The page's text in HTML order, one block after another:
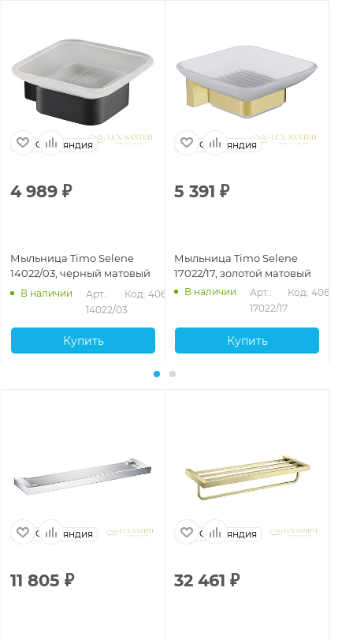
Финляндия
4 989 ₽
Мыльница Timo Selene
14022/03, черный матовый
В наличии
Арт.:
14022/03
Код: 40653
Купить
Финляндия
5 391 ₽
Мыльница Timo Selene
17022/17, золотой матовый
В наличии
Арт.:
17022/17
Код: 40654
Купить
Финляндия
11 805 ₽
Финляндия
32 461 ₽